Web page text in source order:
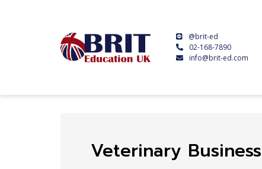
@brit-ed
02-168-7890
info@brit-ed.com
Veterinary